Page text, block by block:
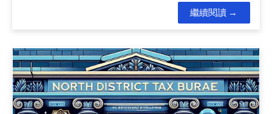
繼續閱讀